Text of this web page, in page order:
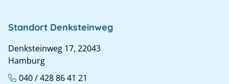
Standort Denksteinweg
Denksteinweg 17, 22043
Hamburg
040 / 428 86 41 21